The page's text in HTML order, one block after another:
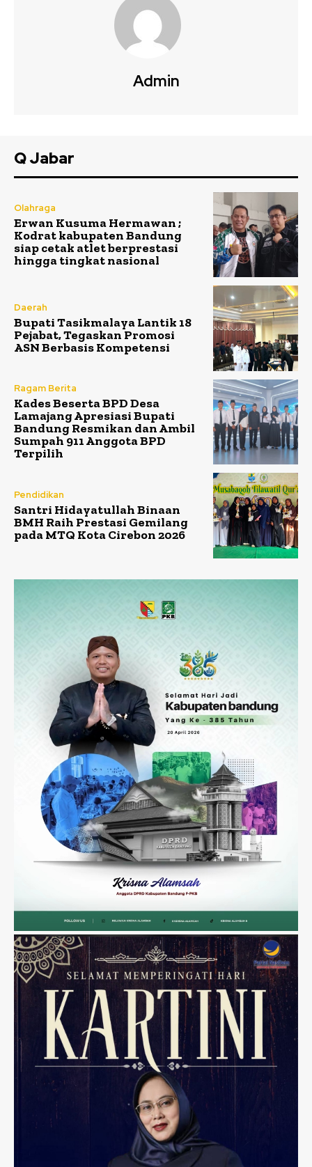
Admin
Q Jabar
Olahraga
Erwan Kusuma Hermawan ;
Kodrat kabupaten Bandung
siap cetak atlet berprestasi
hingga tingkat nasional
Daerah
Bupati Tasikmalaya Lantik 18
Pejabat, Tegaskan Promosi
ASN Berbasis Kompetensi
Ragam Berita
Kades Beserta BPD Desa
Lamajang Apresiasi Bupati
Bandung Resmikan dan Ambil
Sumpah 911 Anggota BPD
Terpilih
Pendidikan
Santri Hidayatullah Binaan
BMH Raih Prestasi Gemilang
pada MTQ Kota Cirebon 2026